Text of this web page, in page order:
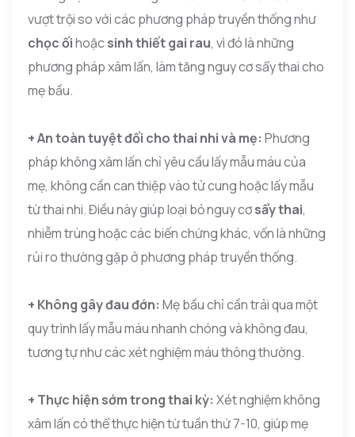
vượt trội so với các phương pháp truyền thống như
chọc ốihoặcsinh thiết gai rau, vì đó là những
phương pháp xâm lấn, làm tăng nguy cơ sẩy thai cho
mẹ bầu.
+ An toàn tuyệt đối cho thai nhi và mẹ: Phương
pháp không xâm lấn chỉ yêu cầu lấy mẫu máu của
mẹ, không cần can thiệp vào tử cung hoặc lấy mẫu
từ thai nhi. Điều này giúp loại bỏ nguy cơsẩy thai,
nhiễm trùng hoặc các biến chứng khác, vốn là những
rủi ro thường gặp ở phương pháp truyền thống.
+ Không gây đau đớn: Mẹ bầu chỉ cần trải qua một
quy trình lấy mẫu máu nhanh chóng và không đau,
tương tự như các xét nghiệm máu thông thường.
+ Thực hiện sớm trong thai kỳ: Xét nghiệm không
xâm lấn có thể thực hiện từ tuần thứ 7-10, giúp mẹ